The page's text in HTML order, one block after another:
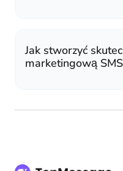
Jak stworzyć
marketingową